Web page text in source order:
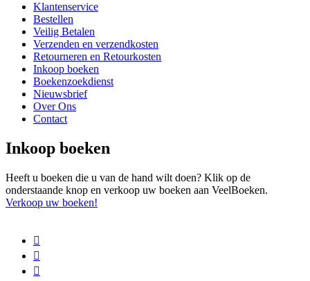
Klantenservice
Bestellen
Veilig Betalen
Verzenden en verzendkosten
Retourneren en Retourkosten
Inkoop boeken
Boekenzoekdienst
Nieuwsbrief
Over Ons
Contact
Inkoop boeken
Heeft u boeken die u van de hand wilt doen? Klik op de
onderstaande knop en verkoop uw boeken aan VeelBoeken.
Verkoop uw boeken!